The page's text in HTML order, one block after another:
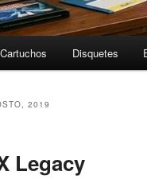
Cartuchos Disquetes
2019
Legacy